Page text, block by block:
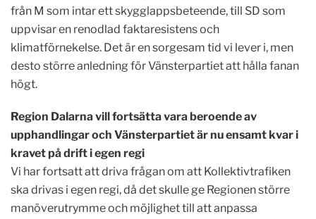
från M som intar ett skygglappsbeteende, till SD som
uppvisar en renodlad faktaresistens och
klimatförnekelse. Det är en sorgesam tid vi lever i, men
desto större anledning för Vänsterpartiet att hålla fanan
högt.
Region Dalarna vill fortsätta vara beroende av
upphandlingar och Vänsterpartiet är nu ensamt kvar i
kravet på drift i egen regi
Vi har fortsatt att driva frågan om att Kollektivtrafiken
ska drivas i egen regi, då det skulle ge Regionen större
manöverutrymme och möjlighet till att anpassa